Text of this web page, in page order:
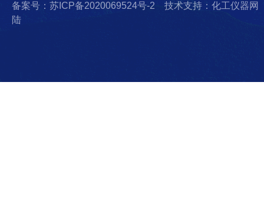
备案号：苏ICP备2020069524号-2
技术支持：化工仪器网
陆